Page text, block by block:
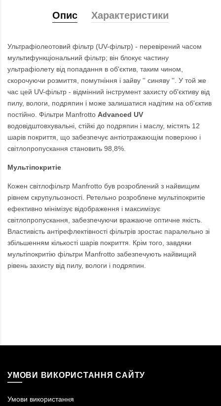
Опис Характеристики
Ультрафіолеотовий фільтр (UV-фільтр) - перевірений часом
мультифункціональний фільтр; він блокує частину
ультрафіолету від попадання в об'єктив, таким чином,
скорочуючи розмиття, помутніння і зайву '' синяву ''. У той же
час цей UV-фільтр - відмінний інструмент захисту об'єктиву від
пилу, вологи, подряпин і може залишатися надітим на об'єктив
постійно. Фільтри Manfrotto Advanced UV
водовідштовхувальні, стійкі до подряпин і маслу, містять 12
шарів покриття, що забезпечує антіотражающім поверхню і
світлопропускання становить 98,8%.
Мультіпокритіе
Кожен світлофільтр Manfrotto був розроблений з найвищим
рівнем скрупульозності. Ретельно розроблене мультіпокритіе
ефективно мінімізує відображення і максимізує
світлопропускання, забезпечуючи вражаюче оптичне якість.
Властивість антірефлектівності фільтрів зростає паралельно зі
збільшенням кількості шарів покриття. Крім того, завдяки
мультіпокритію фільтри Manfrotto забезпечують найвищий
рівень захисту від пилу, вологи і подряпин.
УМОВИ ВИКОРИСТАННЯ САЙТУ
Умови використання